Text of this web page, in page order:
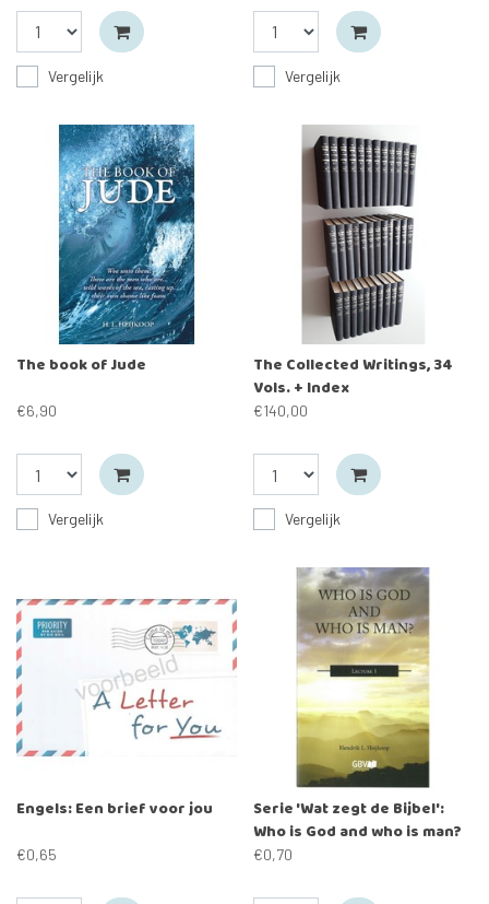
Vergelijk Vergelijk
The book of Jude
€6,90
Vergelijk
The Collected Writings, 34
Vols. + Index
€140,00
Vergelijk
Engels: Een brief voor jou
€0,65
Serie 'Wat zegt de Bijbel':
Who is God and who is man?
€0,70